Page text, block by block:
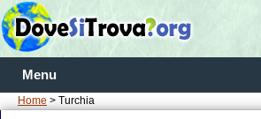
Menu
Home > Turchia